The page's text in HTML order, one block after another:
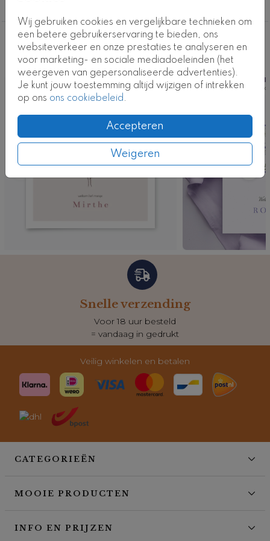
Wij gebruiken cookies en vergelijkbare technieken om
een betere gebruikerservaring te bieden, ons
websiteverkeer en onze prestaties te analyseren en
voor marketing- en sociale mediadoeleinden (het
weergeven van gepersonaliseerde advertenties).
Je kunt jouw toestemming altijd wijzigen of intrekken
op ons ons cookiebeleid.
Accepteren
Weigeren
Deze ontwerpen vind je misschien ook
leuk
Kaart
Snelle verzending
Voor 18 uur besteld
= vandaag in gedrukt
Veilig winkelen en betalen
CATEGORIEËN
MOOIE PRODUCTEN
INFO EN PRIJZEN